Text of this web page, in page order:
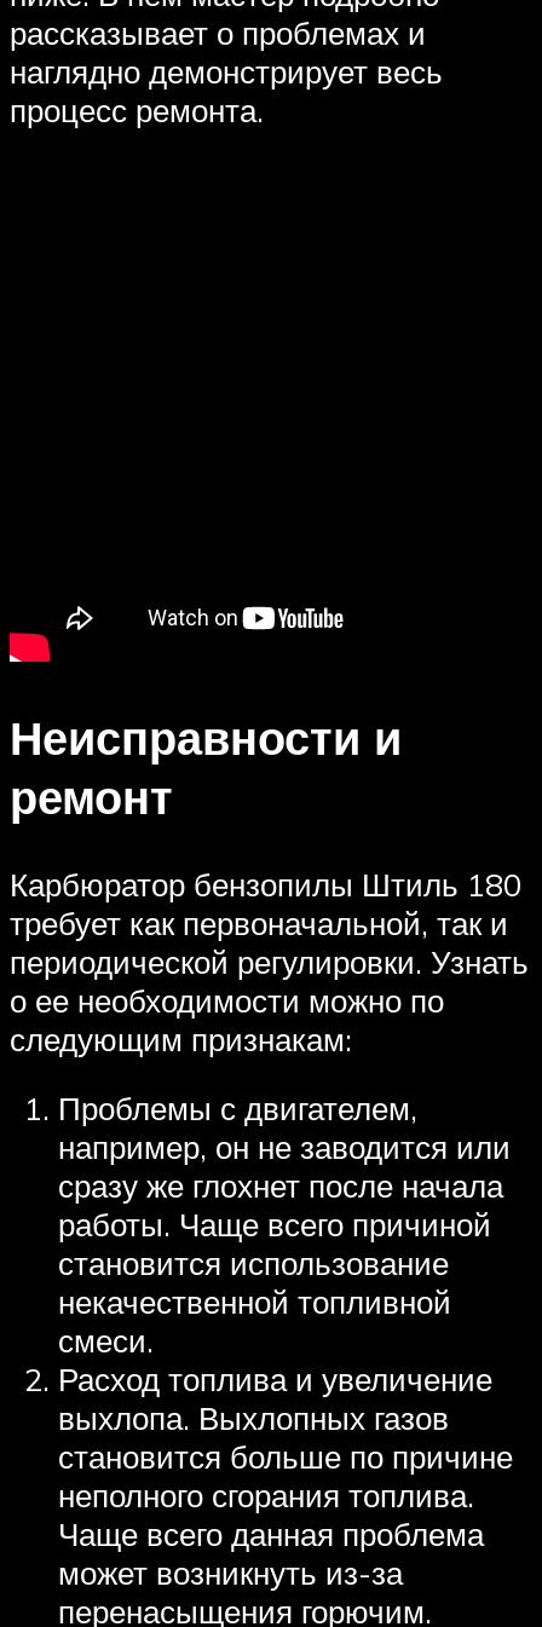
рассказывает о проблемах и
наглядно демонстрирует весь
процесс ремонта.
Неисправности и
ремонт
Карбюратор бензопилы Штиль 180
требует как первоначальной, так и
периодической регулировки. Узнать
о ее необходимости можно по
следующим признакам:
Проблемы с двигателем,
например, он не заводится или
сразу же глохнет после начала
работы. Чаще всего причиной
становится использование
некачественной топливной
смеси.
Расход топлива и увеличение
выхлопа. Выхлопных газов
становится больше по причине
неполного сгорания топлива.
Чаще всего данная проблема
может возникнуть из-за
перенасыщения горючим.